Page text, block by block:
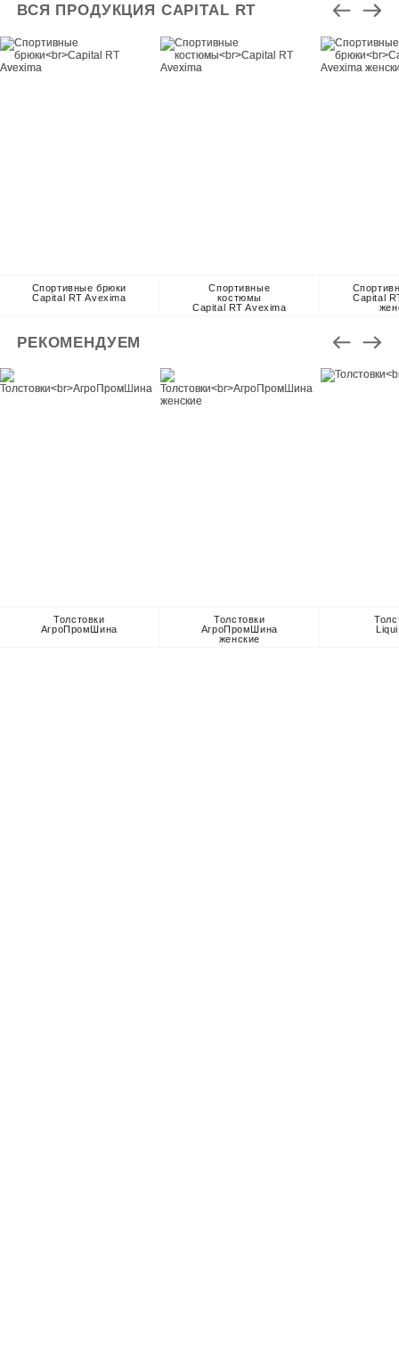
ВСЯ ПРОДУКЦИЯ CAPITAL RT
Спортивные брюки
Capital RT Avexima
Спортивные
костюмы
Capital RT Avexima
Capital
РЕКОМЕНДУЕМ
Толстовки
АгроПромШина
Толстовки
АгроПромШина
женские